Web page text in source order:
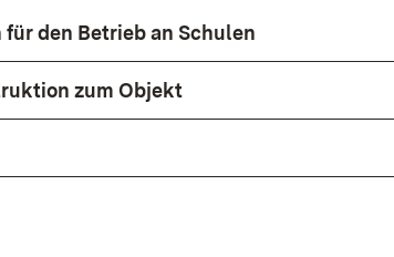
den Betrieb an Schulen
zum Objekt